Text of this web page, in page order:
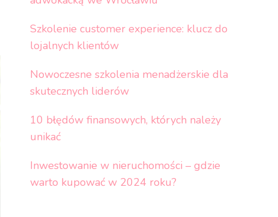
Szkolenie customer experience: klucz do
lojalnych klientów
Nowoczesne szkolenia menadżerskie dla
skutecznych liderów
10 błędów finansowych, których należy
unikać
Inwestowanie w nieruchomości – gdzie
warto kupować w 2024 roku?